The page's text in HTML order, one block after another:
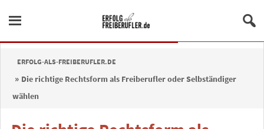
ERFOLG-ALS-FREIBERUFLER.DE
Die richtige Rechtsform als Freiberufler oder Selbständiger
wählen